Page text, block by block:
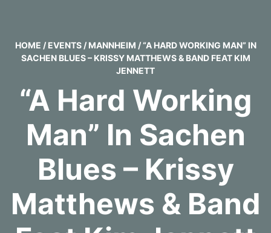
HOME / EVENTS / MANNHEIM / “A HARD WORKING MAN” IN
SACHEN BLUES – KRISSY MATTHEWS & BAND FEAT KIM
JENNETT
“A Hard Working
Man” In Sachen
Blues – Krissy
Matthews & Band